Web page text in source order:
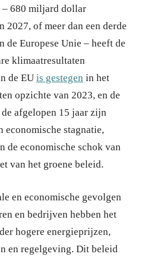
– 680 miljard dollar
2027, of meer dan een derde
de Europese Unie – heeft de
klimaatresultaten
de EU is gestegen in het
opzichte van 2023, en de
afgelopen 15 jaar zijn
economische stagnatie,
de economische schok van
van het groene beleid.
en economische gevolgen
en bedrijven hebben het
hogere energieprijzen,
en regelgeving. Dit beleid